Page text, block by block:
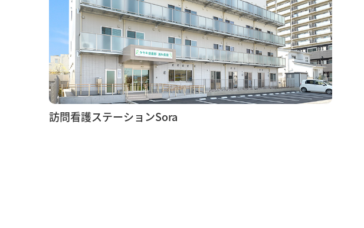
訪問看護ステーションSora